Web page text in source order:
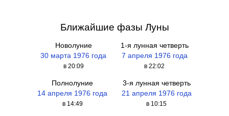
Ближайшие фазы Луны
Новолуние
30 марта 1976 года
в 20:09
1-я лунная четверть
7 апреля 1976 года
в 22:02
Полнолуние
14 апреля 1976 года
в 14:49
3-я лунная четверть
21 апреля 1976 года
в 10:15